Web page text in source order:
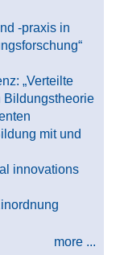
-praxis in
„Verteilte
Bildungstheorie
mit und
innovations
more ...